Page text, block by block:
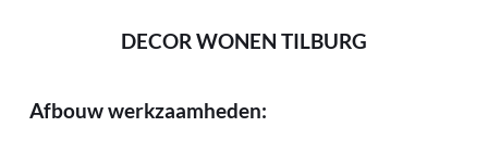
DECOR WONEN TILBURG
Afbouw werkzaamheden: